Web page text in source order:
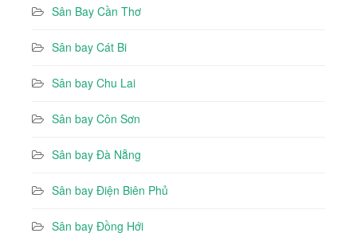
Sân Bay Cần Thơ
Sân bay Cát Bi
Sân bay Chu Lai
Sân bay Côn Sơn
Sân bay Đà Nẵng
Sân bay Điện Biên Phủ
Sân bay Đồng Hới